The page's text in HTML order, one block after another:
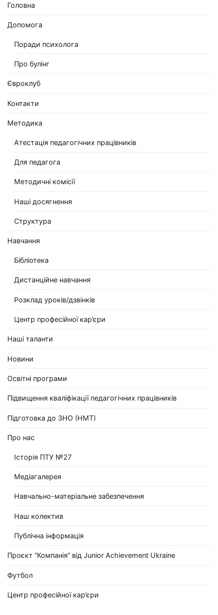
Головна
Допомога
Поради психолога
Про булінг
Євроклуб
Контакти
Методика
Атестація педагогічних працівників
Для педагога
Методичні комісії
Наші досягнення
Структура
Навчання
Бібліотека
Дистанційне навчання
Розклад уроків/дзвінків
Центр професійної кар’єри
Наші таланти
Новини
Освітні програми
Підвищення кваліфікації педагогічних працівників
Підготовка до ЗНО (НМТ)
Про нас
Історія ПТУ №27
Медіагалерея
Навчально-матеріальне забезпечення
Наш колектив
Публічна інформація
Проєкт “Компанія” від Junior Achievement Ukraine
Футбол
Центр професійної кар’єри